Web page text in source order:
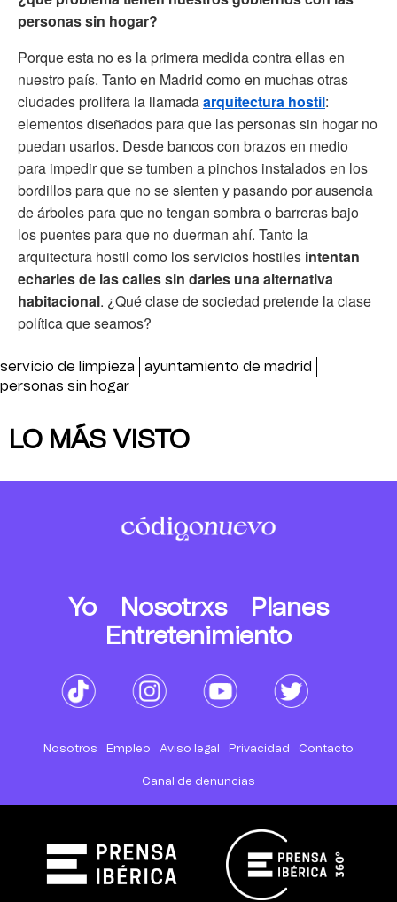
personas sin hogar?
Porque esta no es la primera medida contra ellas en
nuestro país. Tanto en Madrid como en muchas otras
ciudades prolifera la llamadaarquitectura hostil:
elementos diseñados para que las personas sin hogar no
puedan usarlos. Desde bancos con brazos en medio
para impedir que se tumben a pinchos instalados en los
bordillos para que no se sienten y pasando por ausencia
de árboles para que no tengan sombra o barreras bajo
los puentes para que no duerman ahí. Tanto la
arquitectura hostil como los servicios hostiles intentan
echarles de las calles sin darles una alternativa
habitacional. ¿Qué clase de sociedad pretende la clase
política que seamos?
servicio de limpieza
ayuntamiento de madrid
personas sin hogar
LO MÁS VISTO
Yo Nosotrxs
Planes
Entretenimiento
Nosotros Empleo Aviso legal Privacidad Contacto
Canal de denuncias